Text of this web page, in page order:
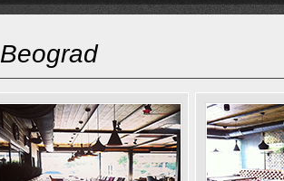
Beograd